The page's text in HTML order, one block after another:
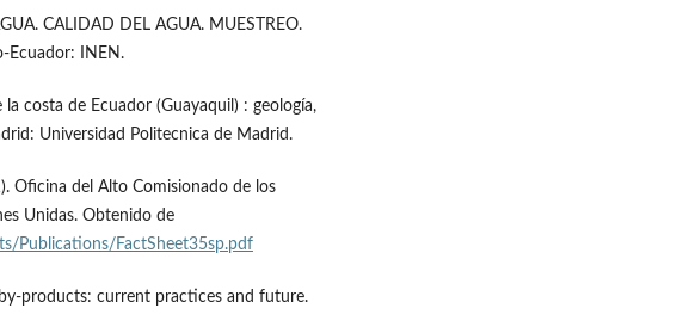
CALIDAD DEL AGUA. MUESTREO.
Ecuador: INEN.
la costa de Ecuador (Guayaquil) : geología,
Universidad Politecnica de Madrid.
Oficina del Alto Comisionado de los
Unidas. Obtenido de
Publications/FactSheet35sp.pdf
products: current practices and future.